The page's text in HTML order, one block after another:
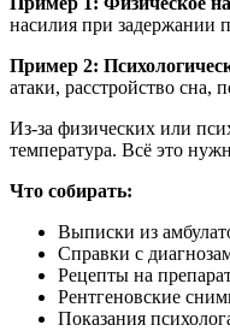
насилия при задержании
Пример 2:
атаки, расстройство сна,
Из-за физических или
температура. Всё это
Что собирать:
Выписки из
Справки с
Рецепты на
Рентгеновские
Показания